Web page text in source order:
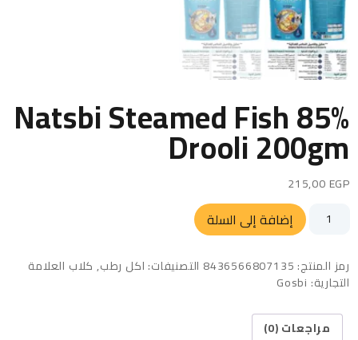
Natsbi Steamed Fish 85%
Drooli 200gm
215,00 EGP
إضافة إلى السلة
رمز المنتج: 8436566807135 التصنيفات: اكل رطب, كلاب العلامة
التجارية: Gosbi
مراجعات (0)